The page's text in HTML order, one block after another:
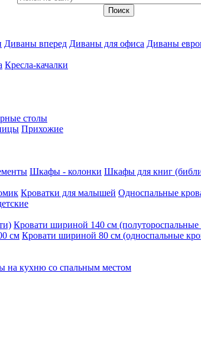
Диваны вперед Диваны для офиса Диваны
Кресла-качалки
столы
Прихожие
Шкафы - колонки Шкафы для книг
Кроватки для малышей Односпальные
Кровати шириной 140 см (полутороспальные
см Кровати шириной 80 см (односпальные
на кухню со спальным местом